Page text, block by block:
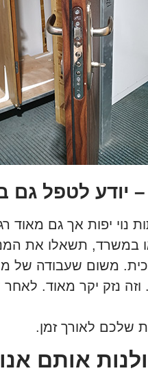
יודע לטפל גם
נוי יפות אך גם מאוד
במשרד, תשאלו את
משום שעבודה של
נזק יקר מאוד.
שלכם לאורך זמן.
אותם